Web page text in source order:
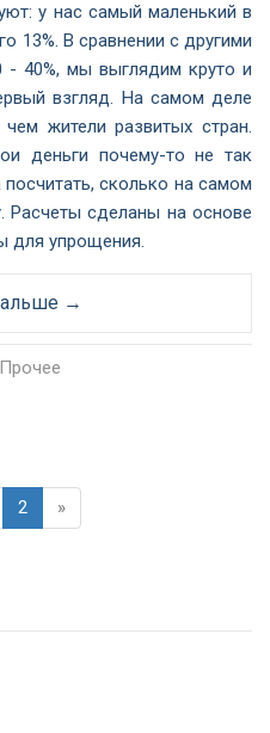
у нас самый маленький в
13%. В сравнении с другими
- 40%, мы выглядим круто и
взгляд. На самом деле
жители развитых стран.
деньги почему-то не так
сколько на самом
Расчеты сделаны на основе
для упрощения.
→
Прочее
2 »